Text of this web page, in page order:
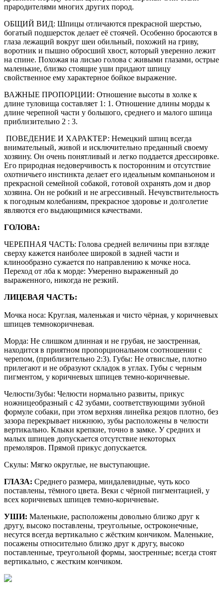
прародителями многих других пород.
ОБЩИЙ ВИД: Шпицы отличаются прекрасной шерстью,
богатый подшерсток делает её стоячей. Особенно бросаются в
глаза лежащий вокруг шеи обильный, похожий на гриву,
воротник и пышно обросший хвост, который уверенно лежит
на спине. Похожая на лисью голова с живыми глазами, острые
маленькие, близко стоящие уши придают шпицу
свойственное ему характерное бойкое выражение.
ВАЖНЫЕ ПРОПОРЦИИ: Отношение высоты в холке к
длине туловища составляет 1: 1. Отношение длины морды к
длине черепной части у большого, среднего и малого шпица
приблизительно 2 : 3.
ПОВЕДЕНИЕ И ХАРАКТЕР: Немецкий шпиц всегда
внимательный, живой и исключительно преданный своему
хозяину. Он очень понятливый и легко поддается дрессировке.
Его природная недоверчивость к посторонним и отсутствие
охотничьего инстинкта делает его идеальным компаньоном и
прекрасной семейной собакой, готовой охранять дом и двор
хозяина. Он не робкий и не агрессивный. Нечувствительность
к погодным колебаниям, прекрасное здоровье и долголетие
являются его выдающимися качествами.
ГОЛОВА:
ЧЕРЕПНАЯ ЧАСТЬ: Голова средней величины при взгляде
сверху кажется наиболее широкой в задней части и
клинообразно сужается по направлению к мочке носа.
Переход от лба к морде: Умеренно выраженный до
выраженного, никогда не резкий.
ЛИЦЕВАЯ ЧАСТЬ:
Мочка носа: Круглая, маленькая и чисто чёрная, у коричневых
шпицев темнокоричневая.
Морда: Не слишком длинная и не грубая, не заостренная,
находится в приятном пропорциональном соотношении с
черепом, (приблизительно 2:3). Губы: Не отвислые, плотно
прилегают и не образуют складок в углах. Губы с черным
пигментом, у коричневых шпицев темно-коричневые.
Челюсти/Зубы: Челюсти нормально развиты, прикус
ножницеобразный с 42 зубами, соответствующими зубной
формуле собаки, при этом верхняя линейка резцов плотно, без
зазора перекрывает нижнюю, зубы расположены в челюсти
вертикально. Клыки крепкие, точно в замке. У средних и
малых шпицев допускается отсутствие некоторых
премоляров. Прямой прикус допускается.
Скулы: Мягко округлые, не выступающие.
ГЛАЗА: Среднего размера, миндалевидные, чуть косо
поставлены, тёмного цвета. Веки с чёрной пигментацией, у
всех коричневых шпицев темно-коричневые.
УШИ: Маленькие, расположены довольно близко друг к
другу, высоко поставлены, треугольные, остроконечные,
несутся всегда вертикально с жёстким кончиком. Маленькие,
посажены относительно близко друг к другу, высоко
поставленные, треугольной формы, заостренные; всегда стоят
вертикально, с жестким кончиком.